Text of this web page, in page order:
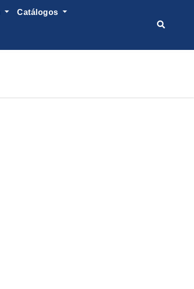
catálogos